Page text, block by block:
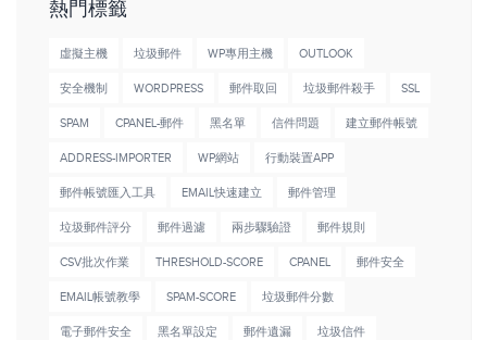
熱門標籤
虛擬主機 垃圾郵件 WP專用主機 OUTLOOK
安全機制 WORDPRESS 郵件取回 垃圾郵件殺手 SSL
SPAM CPANEL-郵件 黑名單 信件問題 建立郵件帳號
ADDRESS-IMPORTER WP網站 行動裝置APP
郵件帳號匯入工具 EMAIL快速建立 郵件管理
垃圾郵件評分 郵件過濾 兩步驟驗證 郵件規則
CSV批次作業 THRESHOLD-SCORE CPANEL 郵件安全
EMAIL帳號教學 SPAM-SCORE 垃圾郵件分數
電子郵件安全 黑名單設定 郵件遺漏 垃圾信件